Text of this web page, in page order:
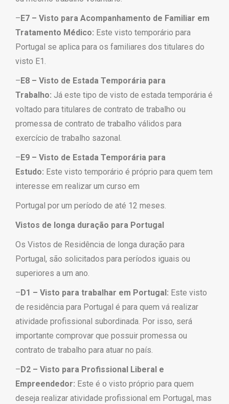
–E7 – Visto para Acompanhamento de Familiar em
Tratamento Médico: Este visto temporário para
Portugal se aplica para os familiares dos titulares do
visto E1.
–E8 – Visto de Estada Temporária para
Trabalho: Já este tipo de visto de estada temporária é
voltado para titulares de contrato de trabalho ou
promessa de contrato de trabalho válidos para
exercício de trabalho sazonal.
–E9 – Visto de Estada Temporária para
Estudo: Este visto temporário é próprio para quem tem
interesse em realizar um curso em
Portugal por um período de até 12 meses.
Vistos de longa duração para Portugal
Os Vistos de Residência de longa duração para
Portugal, são solicitados para períodos iguais ou
superiores a um ano.
–D1 – Visto para trabalhar em Portugal: Este visto
de residência para Portugal é para quem vá realizar
atividade profissional subordinada. Por isso, será
importante comprovar que possuir promessa ou
contrato de trabalho para atuar no país.
–D2 – Visto para Profissional Liberal e
Empreendedor: Este é o visto próprio para quem
deseja realizar atividade profissional em Portugal, mas